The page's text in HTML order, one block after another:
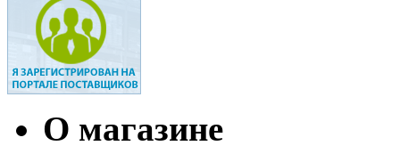
О магазине